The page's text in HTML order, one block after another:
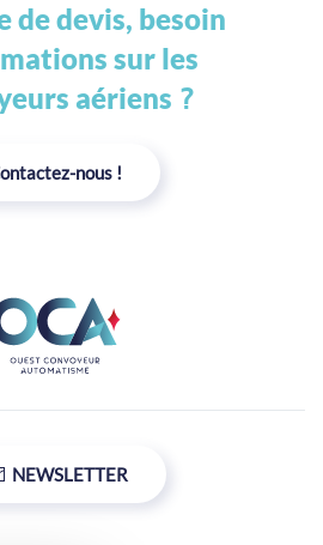
de devis, besoin
sur les
aériens ?
nous !
NEWSLETTER